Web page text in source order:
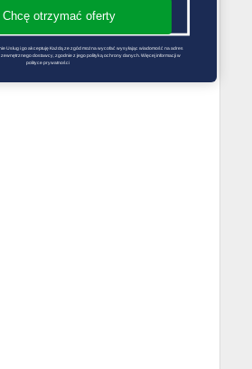
Chcę otrzymać oferty
Usług i go akceptuję Każdą ze zgód można wycofać wysyłając wiadomość na adres
dostawcy, zgodnie z jego polityką ochrony danych. Więcej informacji w
polityce prywatności